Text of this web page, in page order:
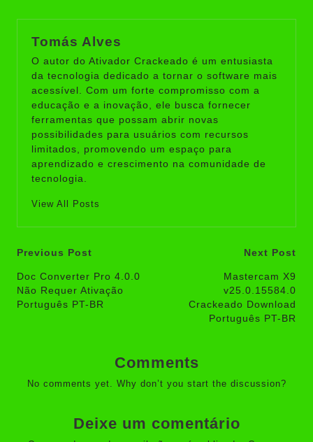
Tomás Alves
O autor do Ativador Crackeado é um entusiasta
da tecnologia dedicado a tornar o software mais
acessível. Com um forte compromisso com a
educação e a inovação, ele busca fornecer
ferramentas que possam abrir novas
possibilidades para usuários com recursos
limitados, promovendo um espaço para
aprendizado e crescimento na comunidade de
tecnologia.
View All Posts
Post
navigation
Previous Post
Doc Converter Pro 4.0.0
Não Requer Ativação
Português PT-BR
Next Post
Mastercam X9
v25.0.15584.0
Crackeado Download
Português PT-BR
Comments
No comments yet. Why don’t you start the discussion?
Deixe um comentário